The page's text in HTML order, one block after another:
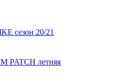
сезон 20/21
PATCH летняя